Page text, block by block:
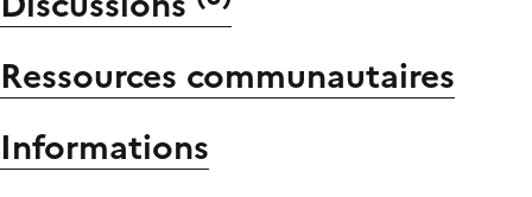
Ressources communautaires
Informations